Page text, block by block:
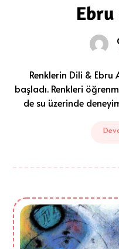
Renklerin Dili & Ebru
başladı. Renkleri
de su üzerinde